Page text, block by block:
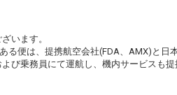
います。
る便は、提携航空会社(FDA、AMX)と日
び乗務員にて運航し、機内サービスも